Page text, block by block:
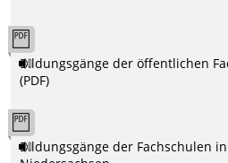
Bildungsgänge der öffentlichen
(PDF)
Bildungsgänge der Fachschulen